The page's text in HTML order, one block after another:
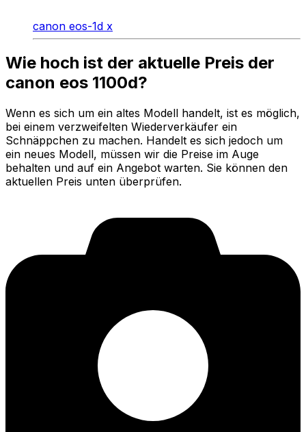
canon eos-1d x
Wie hoch ist der aktuelle Preis der
canon eos 1100d?
Wenn es sich um ein altes Modell handelt, ist es möglich,
bei einem verzweifelten Wiederverkäufer ein
Schnäppchen zu machen. Handelt es sich jedoch um
ein neues Modell, müssen wir die Preise im Auge
behalten und auf ein Angebot warten. Sie können den
aktuellen Preis unten überprüfen.